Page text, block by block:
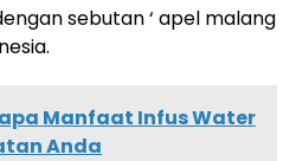
sebutan ‘ apel malang
Manfaat Infus Water
Anda